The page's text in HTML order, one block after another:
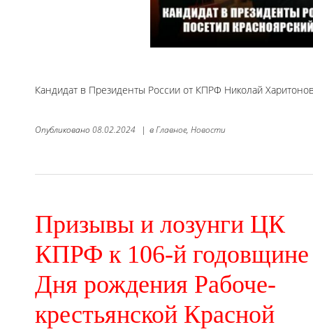
Кандидат в Президенты России от КПРФ Николай
Опубликовано 08.02.2024 | вГлавное, Новости
Призывы и лозунги ЦК
КПРФ к 106-й годовщине
Дня рождения Рабоче-
крестьянской Красной